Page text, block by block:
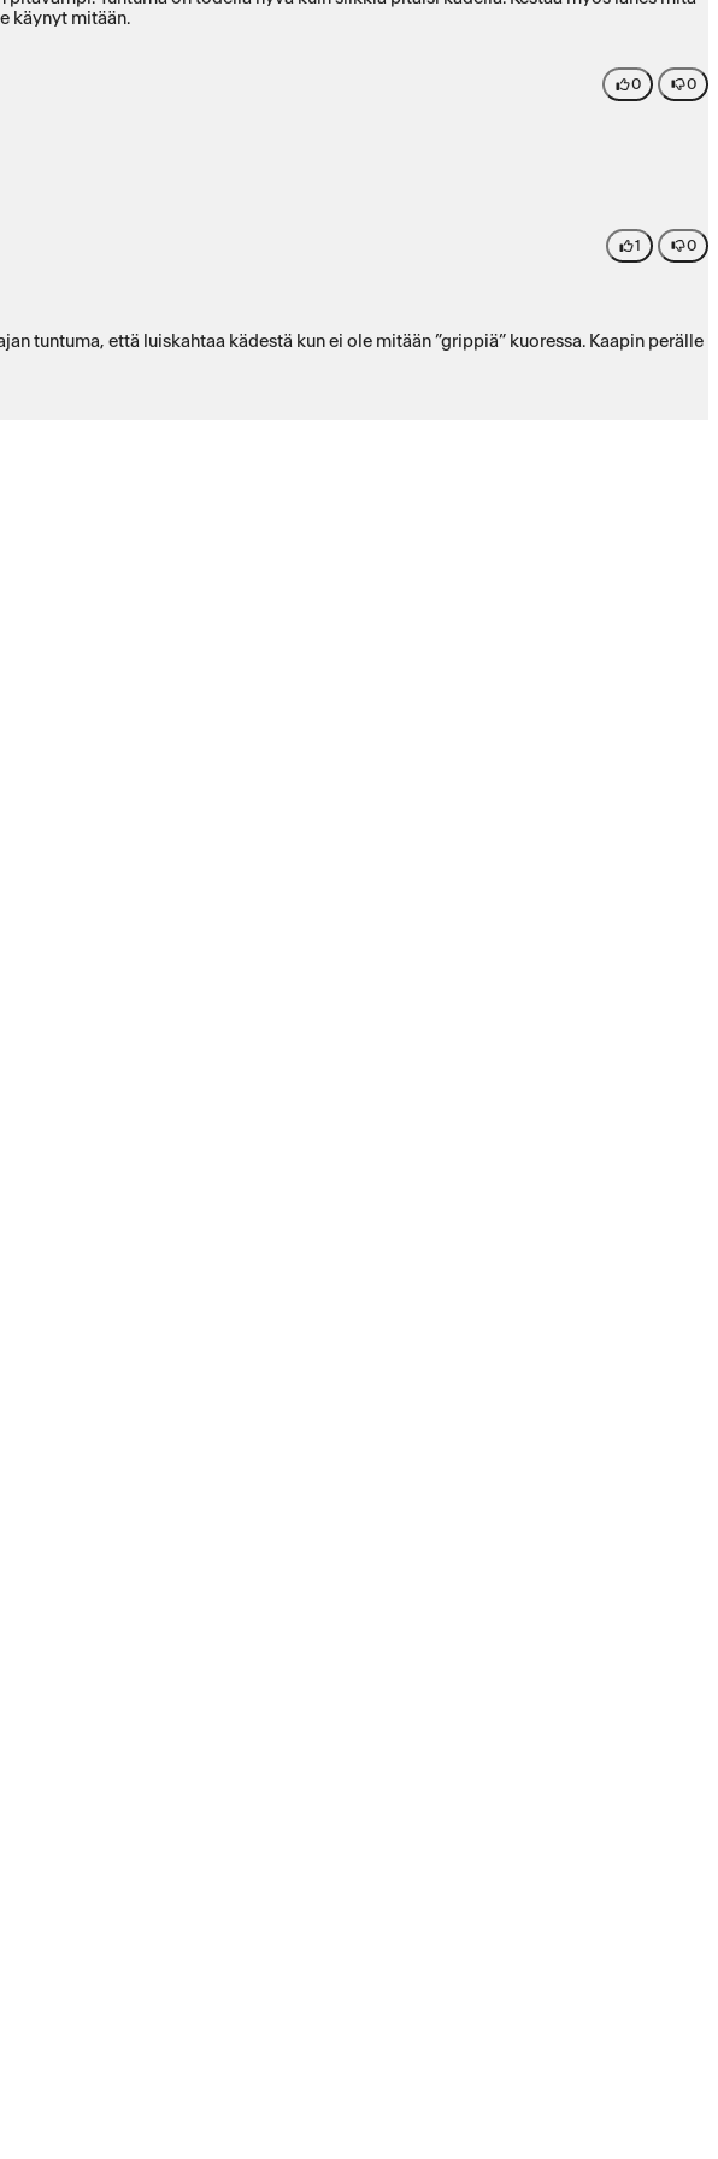
käynyt mitään.
0 0
1 0
tuntuma, että luiskahtaa kädestä kun ei ole mitään ”grippiä” kuoressa. Kaapin perälle